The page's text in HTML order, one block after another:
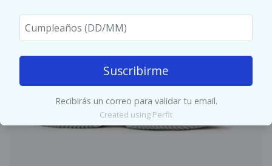
Suscribirme
Recibirás un correo para validar tu email.
Created using Perfit